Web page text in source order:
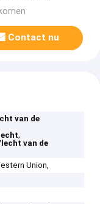
Contact nu
van de
,
van de
Union,